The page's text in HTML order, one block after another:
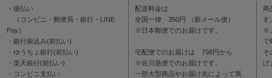
・後払い
（コンビニ・郵便局・銀行・LINE
Pay）
・銀行振込み(前払い)
・ゆうちょ銀行(前払い)
・楽天銀行(前払い)
・コンビニ支払い
配送料金は
全国一律 350円 （新メール便）
※日本郵便でのお届けです。
宅配便でのお届けは 798円から
※佐川急便でのお届けです。
一部大型商品やお届け先によって異
商
す
※
で
そ
げ